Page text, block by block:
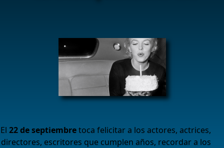
El22 de septiembretoca felicitar a los actores, actrices,
directores, escritores que cumplen años, recordar a los